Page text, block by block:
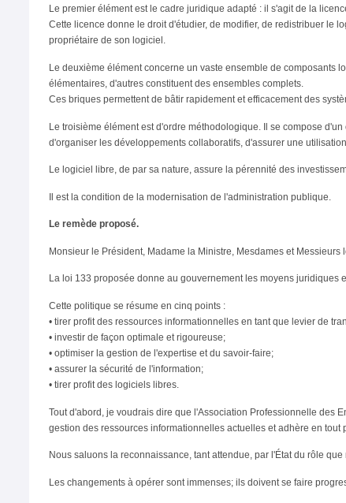
Le premier élément est le cadre juridique adapté : il s'agit de la
Cette licence donne le droit d'étudier, de modifier, de redistribuer le
propriétaire de son logiciel.
Le deuxième élément concerne un vaste ensemble de composants
élémentaires, d'autres constituent des ensembles complets.
Ces briques permettent de bâtir rapidement et efficacement des
Le troisième élément est d'ordre méthodologique. Il se compose
d'organiser les développements collaboratifs, d'assurer une
Le logiciel libre, de par sa nature, assure la pérennité des
Il est la condition de la modernisation de l'administration publique.
Le remède proposé.
Monsieur le Président, Madame la Ministre, Mesdames et Messieurs
La loi 133 proposée donne au gouvernement les moyens
Cette politique se résume en cinq points :
• tirer profit des ressources informationnelles en tant que levier de
• investir de façon optimale et rigoureuse;
• optimiser la gestion de l'expertise et du savoir-faire;
• assurer la sécurité de l'information;
• tirer profit des logiciels libres.
Tout d'abord, je voudrais dire que l'Association Professionnelle des
gestion des ressources informationnelles actuelles et adhère en tout
Nous saluons la reconnaissance, tant attendue, par l'État du rôle
Les changements à opérer sont immenses; ils doivent se faire